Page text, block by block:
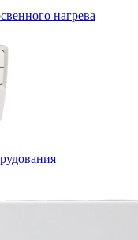
нагрева